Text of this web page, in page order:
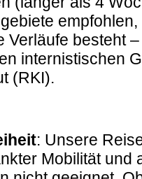
Verläufe besteht
internistischen
(RKI).
: Unsere
Mobilität und